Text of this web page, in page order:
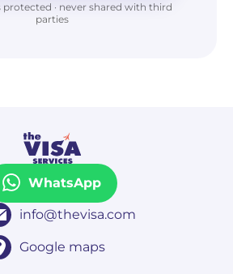
protected · never shared with third
parties
WhatsApp
info@thevisa.com
Google maps